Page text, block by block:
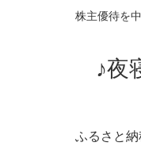
株主優待を
♪夜
ふるさと納